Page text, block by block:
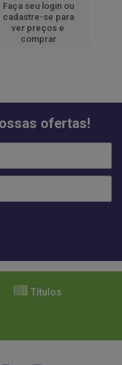
Faça seu login ou
cadastre-se para
ver preços e
comprar
ofertas!
Títulos